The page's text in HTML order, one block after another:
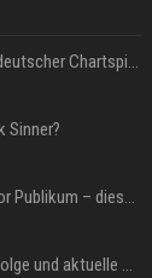
Musik: Ariana Grande zum ersten Mal an deutscher Chartspitze
Sinner?
Donald Trump: Carney verspottet Trump vor Publikum – dieser Seitenhieb sorgt für Lacher
Patrick Mahomes: Gehalt, Statistiken, Erfolge und aktuelle News